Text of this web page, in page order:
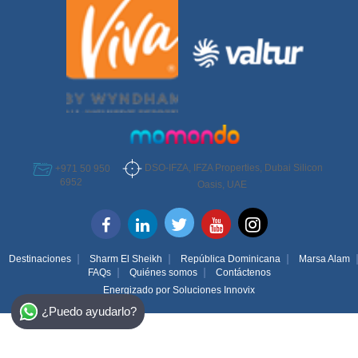
+971 50 950
6952
DSO-IFZA, IFZA Properties, Dubai Silicon
Oasis, UAE
Destinaciones Sharm El Sheikh República Dominicana
Marsa Alam
FAQs
Quiénes somos
Contáctenos
Energizado por Soluciones Innovix
¿Puedo ayudarlo?
Select Destination
Egypt